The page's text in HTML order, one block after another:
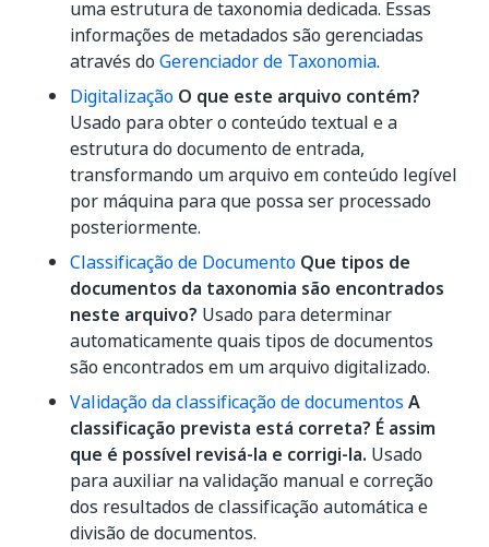
uma estrutura de taxonomia dedicada. Essas
informações de metadados são gerenciadas
através do Gerenciador de Taxonomia.
Digitalização O que este arquivo contém?
Usado para obter o conteúdo textual e a
estrutura do documento de entrada,
transformando um arquivo em conteúdo legível
por máquina para que possa ser processado
posteriormente.
Classificação de Documento Que tipos de
documentos da taxonomia são encontrados
neste arquivo? Usado para determinar
automaticamente quais tipos de documentos
são encontrados em um arquivo digitalizado.
Validação da classificação de documentos A
classificação prevista está correta? É assim
que é possível revisá-la e corrigi-la. Usado
para auxiliar na validação manual e correção
dos resultados de classificação automática e
divisão de documentos.